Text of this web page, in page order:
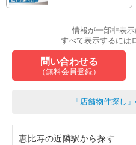
情報が一部非表示
すべて表示するには
問い合わせる
（無料会員登録）
「店舗物件探し
恵比寿の近隣駅から探す